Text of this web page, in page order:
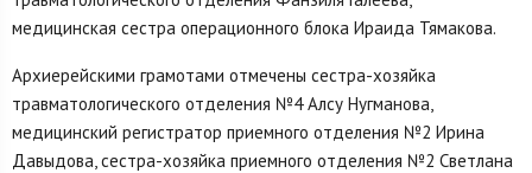
медицинская сестра операционного блока Ираида Тямакова.
Архиерейскими грамотами отмечены сестра-хозяйка
травматологического отделения №4 Алсу Нугманова,
медицинский регистратор приемного отделения №2 Ирина
Давыдова, сестра-хозяйка приемного отделения №2 Светлана